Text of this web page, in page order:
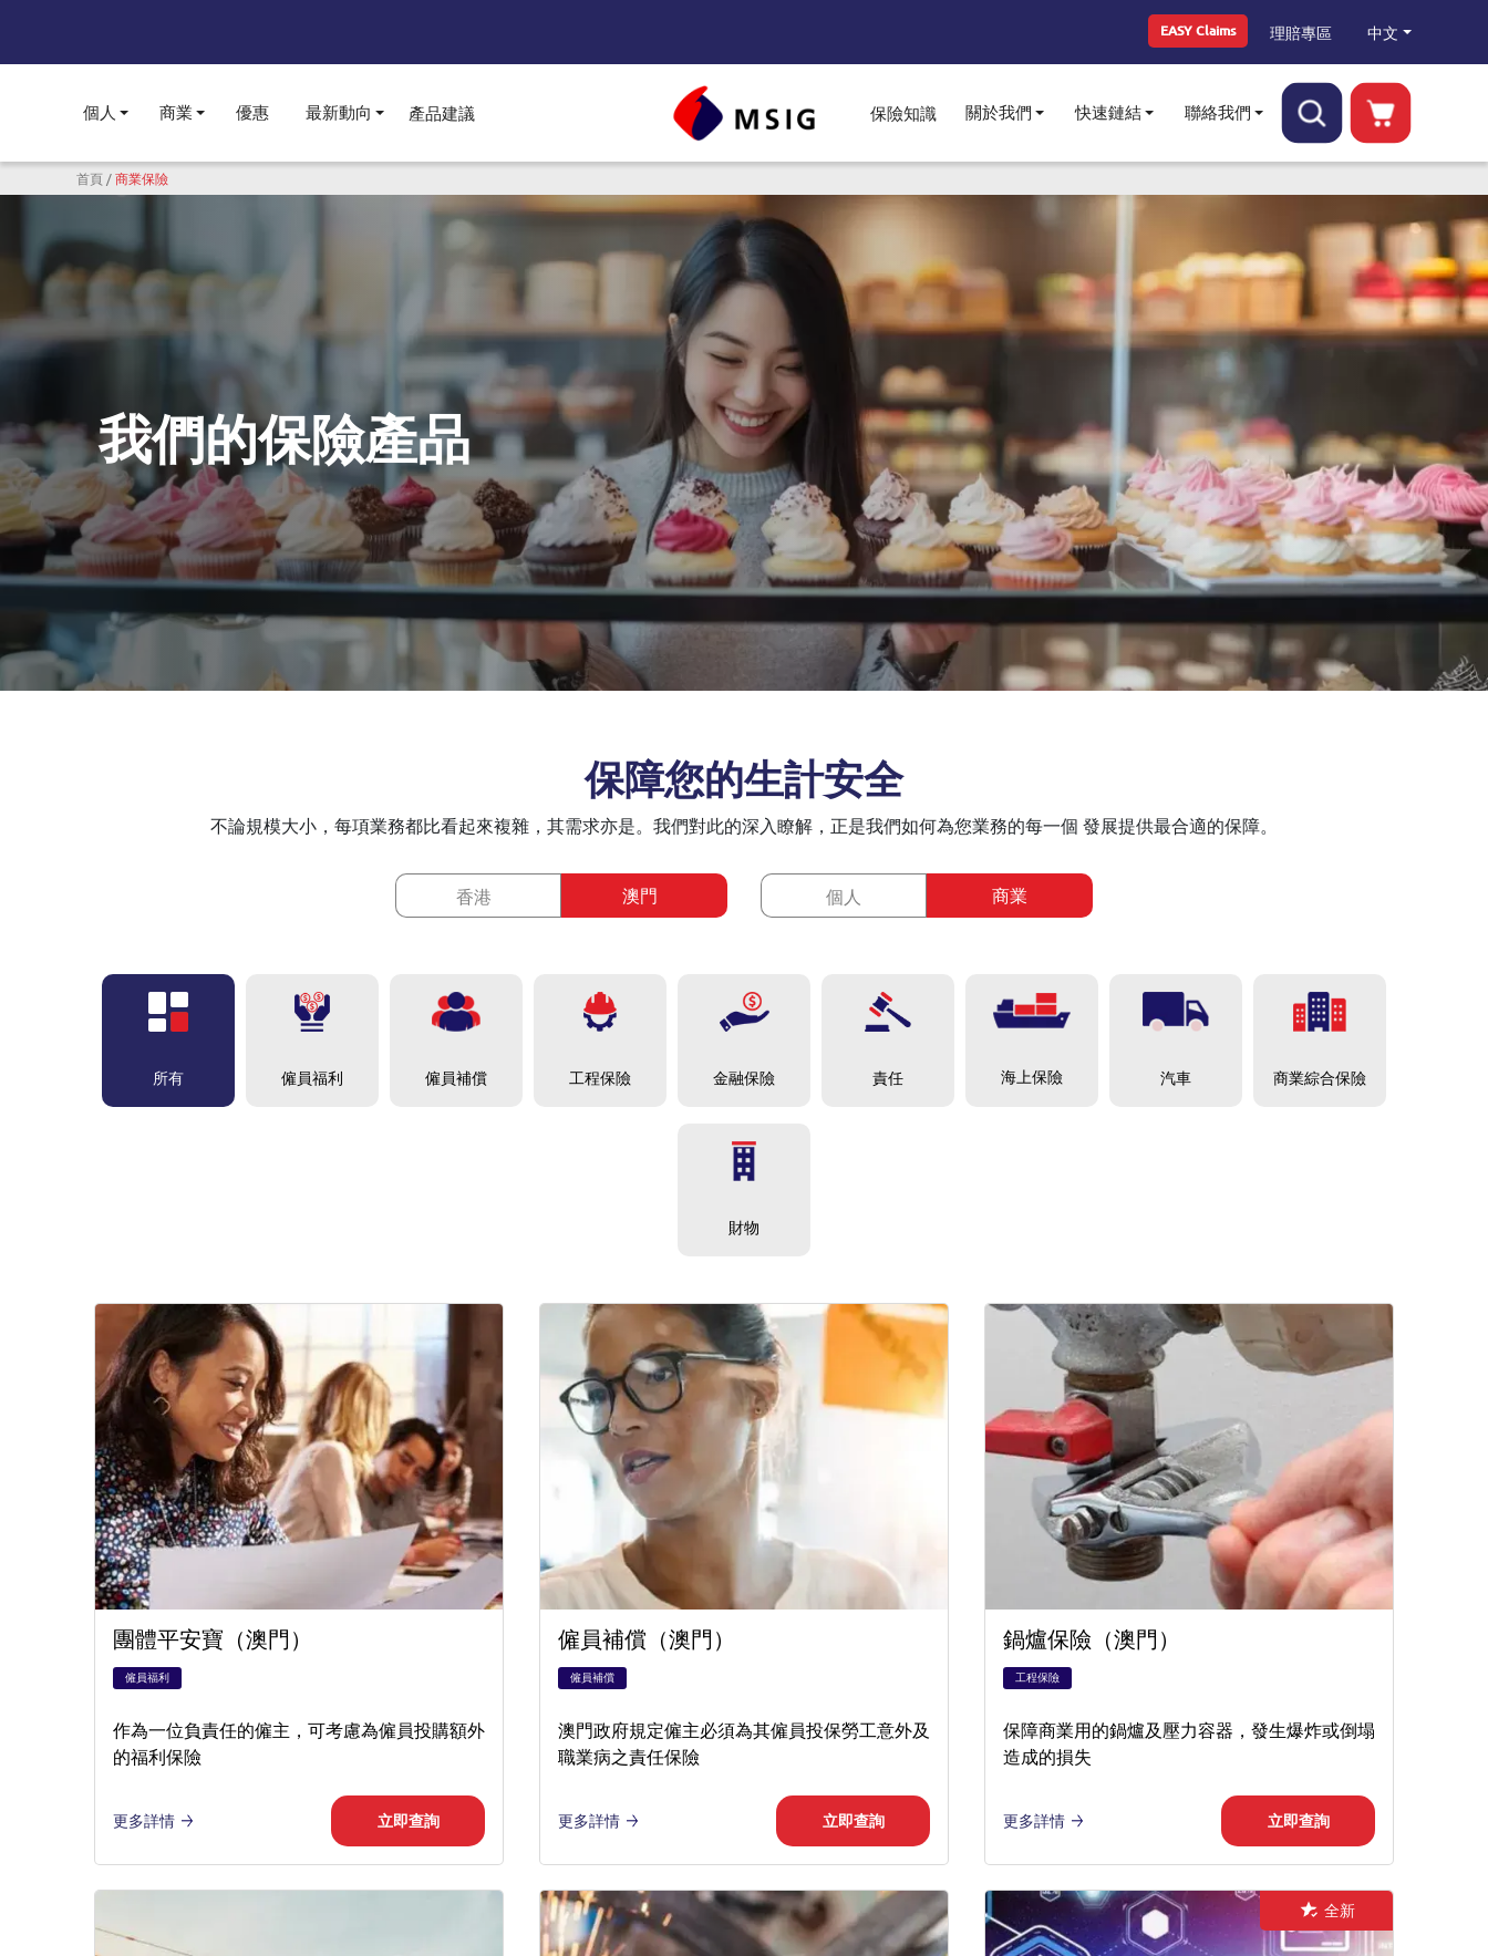
Top Menu
EASY Claims 理賠專區 中文
個人
Toggle submenu
商業
Toggle submenu
優惠 最新動向
Toggle submenu
產品建議 保險知識 關於我們
Toggle submenu
快速鏈結
Toggle submenu
聯絡我們
Toggle submenu
導航連結
首頁 商業保險
我們的保險產品
保障您的生計安全
不論規模大小，每項業務都比看起來複雜，其需求亦是。我們對此的深入瞭解，正是我們如何為您業務的每一個 發展提供最合適的保障。
香港 澳門 個人 商業
所有 僱員福利 僱員補償 工程保險 金融保險 責任 海上保險 汽車 商業綜合保險
財物
團體平安寶（澳門）
僱員福利
作為一位負責任的僱主，可考慮為僱員投購額外
的福利保險
更多詳情 立即查詢
僱員補償（澳門）
僱員補償
澳門政府規定僱主必須為其僱員投保勞工意外及
職業病之責任保險
更多詳情 立即查詢
鍋爐保險（澳門）
工程保險
保障商業用的鍋爐及壓力容器，發生爆炸或倒塌
造成的損失
更多詳情 立即查詢
全新